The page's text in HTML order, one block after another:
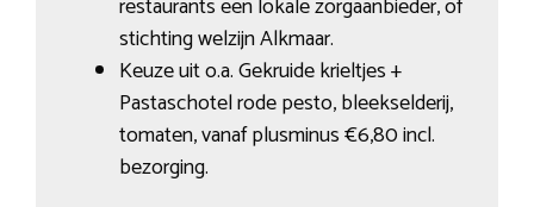
restaurants een lokale zorgaanbieder, of
stichting welzijn Alkmaar.
Keuze uit o.a. Gekruide krieltjes +
Pastaschotel rode pesto, bleekselderij,
tomaten, vanaf plusminus €6,80 incl.
bezorging.